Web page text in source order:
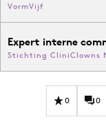
VormVijf
Expert interne
Stichting CliniClowns
0 0